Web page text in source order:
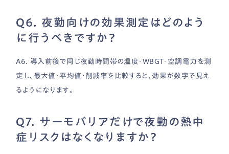
Q6. 夜勤向けの効果測定はどのよう
に行うべきですか？
A6. 導入前後で同じ夜勤時間帯の温度・WBGT・空調電力を測
定し、最大値・平均値・削減率を比較すると、効果が数字で見え
るようになります。
Q7. サーモバリアだけで夜勤の熱中
症リスクはなくなりますか？